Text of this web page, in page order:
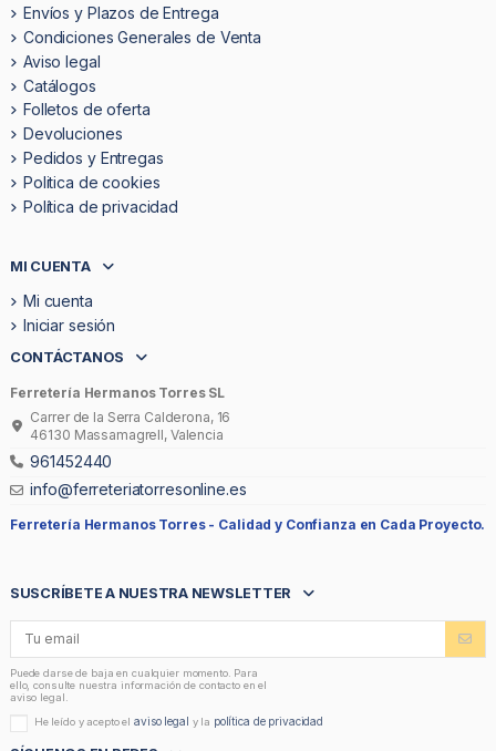
Envíos y Plazos de Entrega
Condiciones Generales de Venta
Aviso legal
Catálogos
Folletos de oferta
Devoluciones
Pedidos y Entregas
Politica de cookies
Política de privacidad
MI CUENTA
Mi cuenta
Iniciar sesión
CONTÁCTANOS
Ferretería Hermanos Torres SL
Carrer de la Serra Calderona, 16
46130 Massamagrell, Valencia
961452440
info@ferreteriatorresonline.es
Ferretería Hermanos Torres - Calidad y Confianza en Cada Proyecto.
SUSCRÍBETE A NUESTRA NEWSLETTER
Puede darse de baja en cualquier momento. Para
ello, consulte nuestra información de contacto en el
aviso legal.
He leído y acepto elaviso legal y la política de privacidad